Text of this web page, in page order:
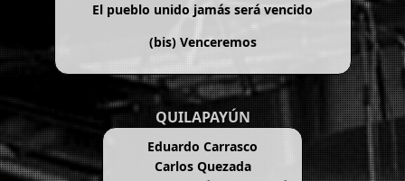
El pueblo unido jamás será vencido
(bis) Venceremos
QUILAPAYÚN
Eduardo Carrasco
Carlos Quezada